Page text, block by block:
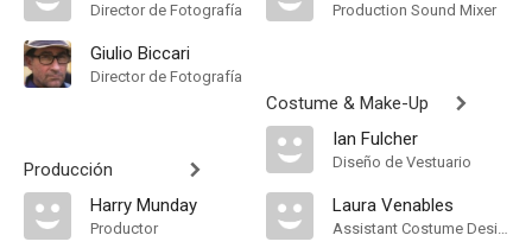
Director de Fotografía
Giulio Biccari
Director de Fotografía
Producción
Harry Munday
Productor
Production Sound Mixer
Costume & Make-Up
Ian Fulcher
Diseño de Vestuario
Laura Venables
Assistant Costume Designer